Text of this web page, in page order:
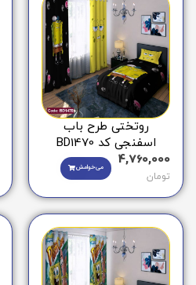
روتختی طرح باب
اسفنجی کد BD1470
4,760,000
تومان
می‌خوامش